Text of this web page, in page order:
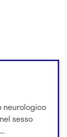
neurologico
sesso